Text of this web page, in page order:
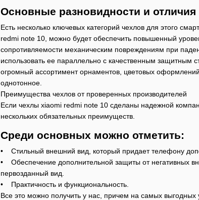
Основные разновидности и отличия
Есть несколько ключевых категорий чехлов для этого
redmi note 10, можно будет обеспечить повышенный
сопротивляемости механическим повреждениям при
использовать ее параллельно с качественным защитным
огромный ассортимент орнаментов, цветовых
однотонное.
Преимущества чехлов от проверенных производителей
Если чехлы xiaomi redmi note 10 сделаны надежной
нескольких обязательных преимуществ.
Среди основных можно отметить:
• Стильный внешний вид, который придает телефону
• Обеспечение дополнительной защиты от негативных
первозданный вид.
• Практичность и функциональность.
Все это можно получить у нас, причем на самых выгодных